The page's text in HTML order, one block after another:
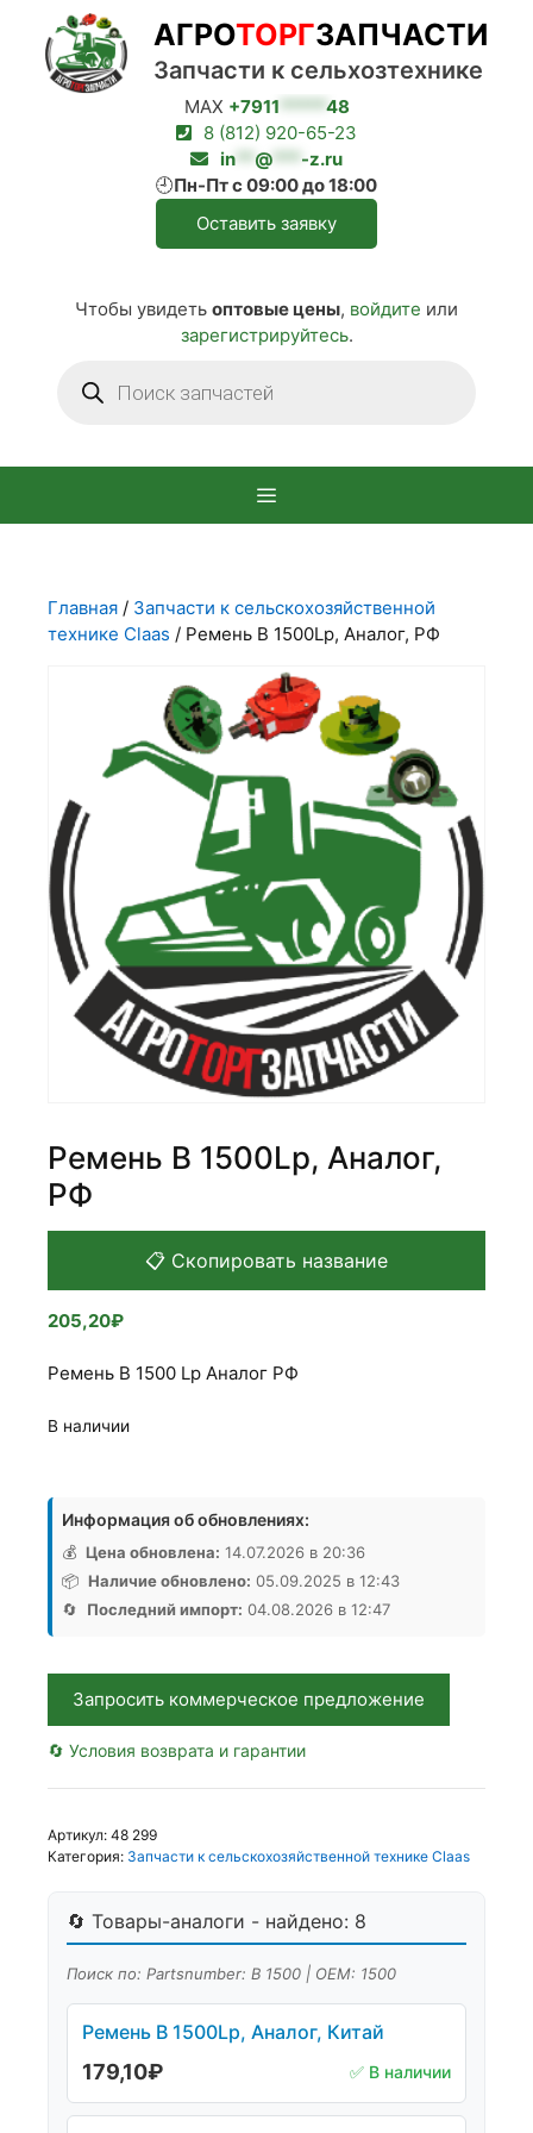
Перейти
содержимому
MAX +7911 ***** 48
8 (812) 920-65-23
in
@ *** -z.ru
🕘Пн-Пт с 09:00 до 18:00
Оставить заявку
Чтобы увидеть оптовые цены, войдите или
зарегистрируйтесь.
товаров
АГРОТОРГЗАПЧАСТИ
Запчасти к сельхозтехнике
Главная / Запчасти к сельскохозяйственной
технике Claas / Ремень В 1500Lp, Аналог, РФ
Ремень В 1500Lp, Аналог,
РФ
📋 Скопировать название
205,20₽
Ремень В 1500 Lp Аналог РФ
В наличии
товара
Ремень
1500Lp,
Аналог,
РФ
Информация об обновлениях:
💰 Цена обновлена: 14.07.2026 в 20:36
📦 Наличие обновлено: 05.09.2025 в 12:43
🔄
Последний импорт: 04.08.2026 в 12:47
Запросить коммерческое предложение
🔄 Условия возврата и гарантии
Артикул: 48 299
Категория: Запчасти к сельскохозяйственной технике Claas
🔄 Товары-аналоги - найдено: 8
Поиск по: Partsnumber: В 1500 | OEM: 1500
Ремень В 1500Lp, Аналог, Китай
179,10₽ ✅ В наличии